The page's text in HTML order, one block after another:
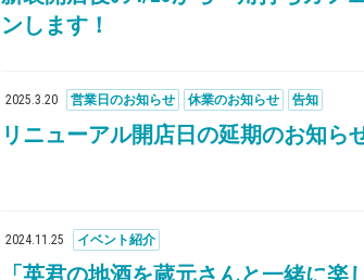
ンします！
2025.3.20 営業日のお知らせ 休業のお知らせ 告知
リニューアル開店日の延期のお知ら
2024.11 .25 イベント紹介
「英君の地酒を蔵元さんと一緒に楽